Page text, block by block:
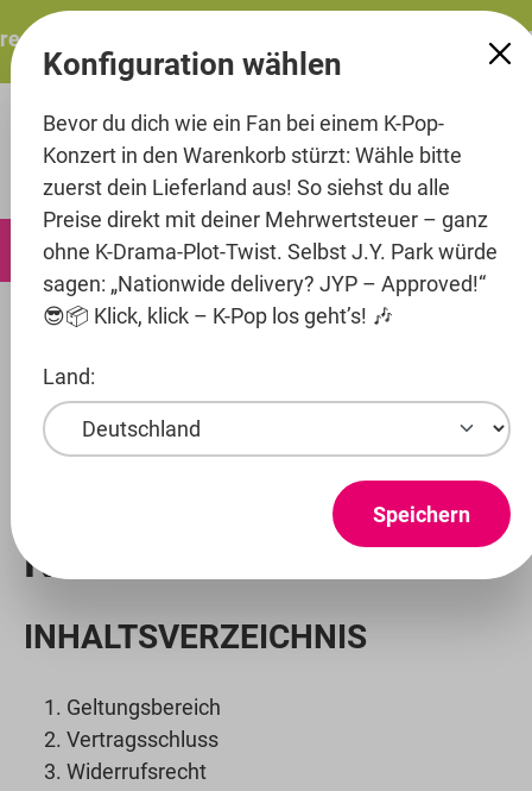
springen
– ITZY 3RD WORLD TOUR “TUNNEL VISION”:
0
Service AGB
ALLGEMEINE
GESCHÄFTSBEDINGUNG
KUNDENINFORMATIONE
N
INHALTSVERZEICHNIS
Geltungsbereich
Vertragsschluss
Widerrufsrecht
Konfiguration wählen
Bevor du dich wie ein Fan bei einem K-Pop-
Konzert in den Warenkorb stürzt: Wähle bitte
zuerst dein Lieferland aus! So siehst du alle
Preise direkt mit deiner Mehrwertsteuer – ganz
ohne K-Drama-Plot-Twist. Selbst J.Y. Park würde
sagen: „Nationwide delivery? JYP – Approved!“
😎📦 Klick, klick – K-Pop los geht’s! 🎶
Land:
Speichern